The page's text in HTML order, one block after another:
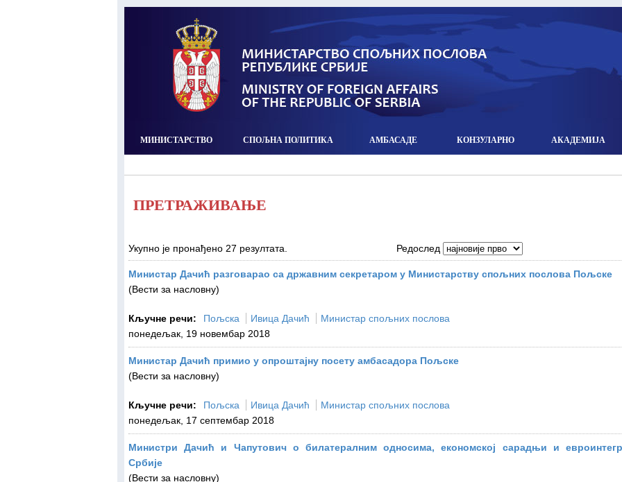
МИНИСТАРСТВО СПОЉНА ПОЛИТИКА АМБАСАДЕ КОНЗУЛАРНO АКАДЕМИЈА
ПРЕТРАЖИВАЊЕ
Укупно је пронађено 27 резултата. Редослед
Министар Дачић разговарао са државним секретаром у Министарству спољних послова Пољске
(Вести за насловну)
Кључне речи: Пољска Ивица Дачић
Министар спољних послова
понедељак, 19 новембар 2018
Министар Дачић примио у опроштајну посету амбасадора Пољске
(Вести за насловну)
Кључне речи: Пољска Ивица Дачић
Министар спољних послова
понедељак, 17 септембар 2018
Министри Дачић и Чапутович о билатералним односима, економској сарадњи и
Србије
(Вести за насловну)